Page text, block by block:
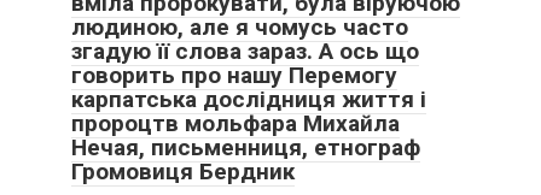
людиною, але я чомусь часто
згадую її слова зараз. А ось що
говорить про нашу Перемогу
карпатська дослідниця життя і
пророцтв мольфара Михайла
Нечая, письменниця, етнограф
Громовиця Бердник